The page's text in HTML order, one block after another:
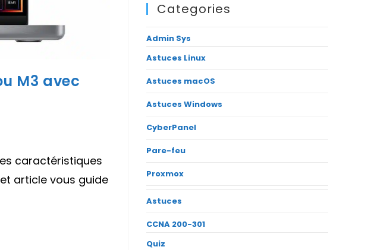
M3 avec
caractéristiques
article vous guide
Categories
Admin Sys
Astuces Linux
Astuces macOS
Astuces Windows
CyberPanel
Pare-feu
Proxmox
Astuces
CCNA 200-301
Quiz